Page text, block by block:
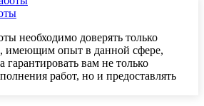
необходимо доверять только
имеющим опыт в данной сфере,
вам не только
работ, но и предоставлять